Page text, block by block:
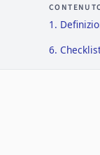
1.
6.